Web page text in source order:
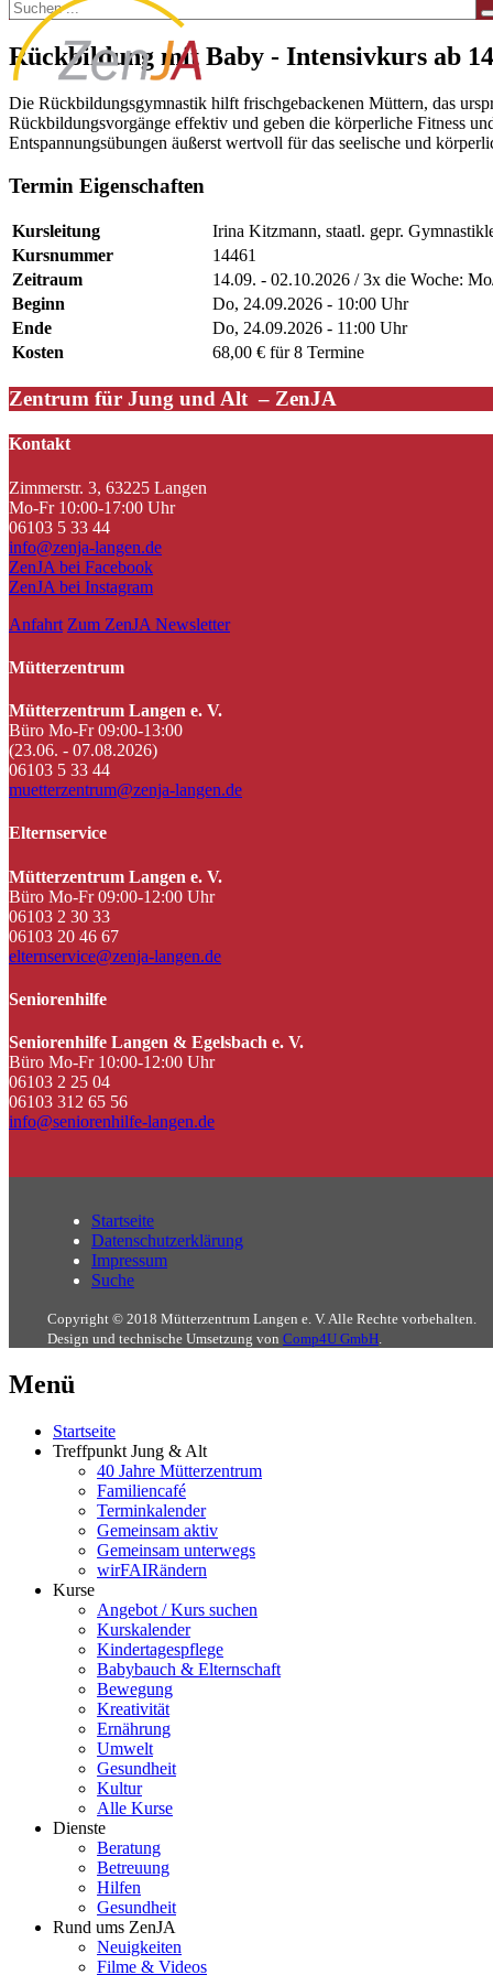
Rückbildung mit Baby - Intensivkurs ab
Die Rückbildungsgymnastik hilft frischgebackenen Müttern, das
Rückbildungsvorgänge effektiv und geben die körperliche Fitness
Entspannungsübungen äußerst wertvoll für das seelische und
Termin Eigenschaften
Kursleitung
Irina Kitzmann, staatl. gepr.
Kursnummer
14461
Zeitraum
14.09. - 02.10.2026 / 3x die Woche:
Beginn
Do, 24.09.2026 - 10:00 Uhr
Ende
Do, 24.09.2026 - 11:00 Uhr
Kosten
68,00 € für 8 Termine
Zentrum für Jung und Alt – ZenJA
Kontakt
Zimmerstr. 3, 63225 Langen
Mo-Fr 10:00-17:00 Uhr
06103 5 33 44
info@zenja-langen.de
ZenJA bei Facebook
ZenJA bei Instagram
Anfahrt Zum ZenJA Newsletter
Mütterzentrum
Mütterzentrum Langen e. V.
Büro Mo-Fr 09:00-13:00
(23.06. - 07.08.2026)
06103 5 33 44
muetterzentrum@zenja-langen.de
Elternservice
Mütterzentrum Langen e. V.
Büro Mo-Fr 09:00-12:00 Uhr
06103 2 30 33
06103 20 46 67
elternservice@zenja-langen.de
Seniorenhilfe
Seniorenhilfe Langen & Egelsbach e. V.
Büro Mo-Fr 10:00-12:00 Uhr
06103 2 25 04
06103 312 65 56
info@seniorenhilfe-langen.de
Startseite
Datenschutzerklärung
Impressum
Suche
Copyright © 2018 Mütterzentrum Langen e. V. Alle Rechte vorbehalten.
Design und technische Umsetzung von Comp4U GmbH.
Menü
Startseite
Treffpunkt Jung & Alt
40 Jahre Mütterzentrum
Familiencafé
Terminkalender
Gemeinsam aktiv
Gemeinsam unterwegs
wirFAIRändern
Kurse
Angebot / Kurs suchen
Kurskalender
Kindertagespflege
Babybauch & Elternschaft
Bewegung
Kreativität
Ernährung
Umwelt
Gesundheit
Kultur
Alle Kurse
Dienste
Beratung
Betreuung
Hilfen
Gesundheit
Rund ums ZenJA
Neuigkeiten
Filme & Videos